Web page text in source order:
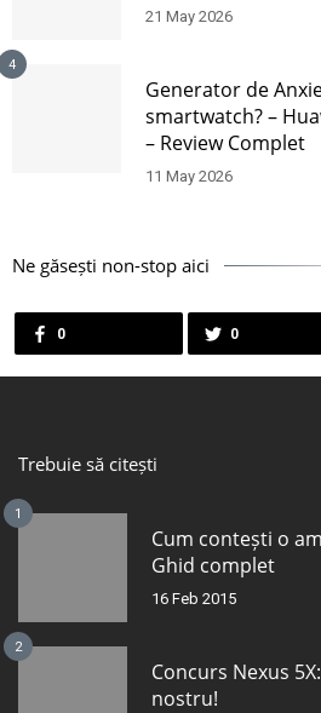
21 May 2026
4
Generator de
smartwatch? –
– Review Complet
11 May 2026
Ne găsești non-stop aici
0 0
Trebuie să citești
1
Cum contești o
Ghid complet
16 Feb 2015
2
Concurs Nexus
nostru!